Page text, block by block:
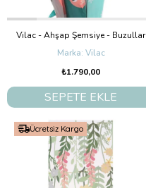
Vilac - Ahşap Şemsiye - Buzullar
Vilac
₺1.790,00
SEPETE EKLE
Ücretsiz Kargo